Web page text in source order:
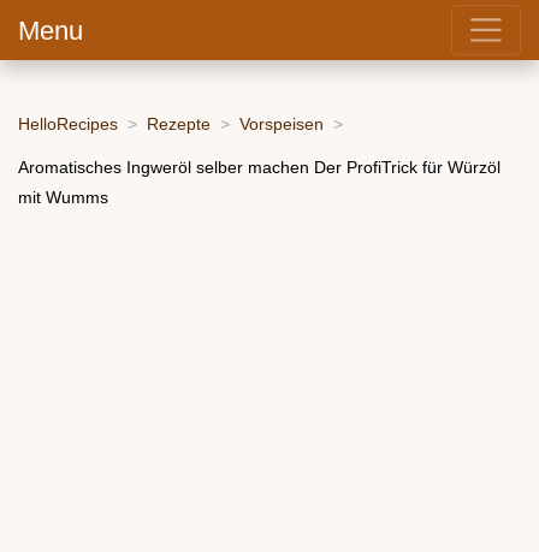
Menu
HelloRecipes Rezepte Vorspeisen
Aromatisches Ingweröl selber machen Der ProfiTrick für Würzöl
mit Wumms